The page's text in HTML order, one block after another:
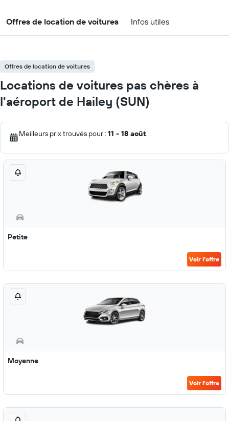
Offres de location de voitures Infos utiles
Offres de location de voitures
Locations de voitures pas chères à
l'aéroport de Hailey (SUN)
Meilleurs prix trouvés pour : 11 - 18 août.
Petite
Voir l’offre
Moyenne
Voir l’offre